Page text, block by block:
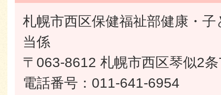
札幌市西区保健福祉部健康・
当係
〒063-8612 札幌市西区琴似2
電話番号：011-641-6954